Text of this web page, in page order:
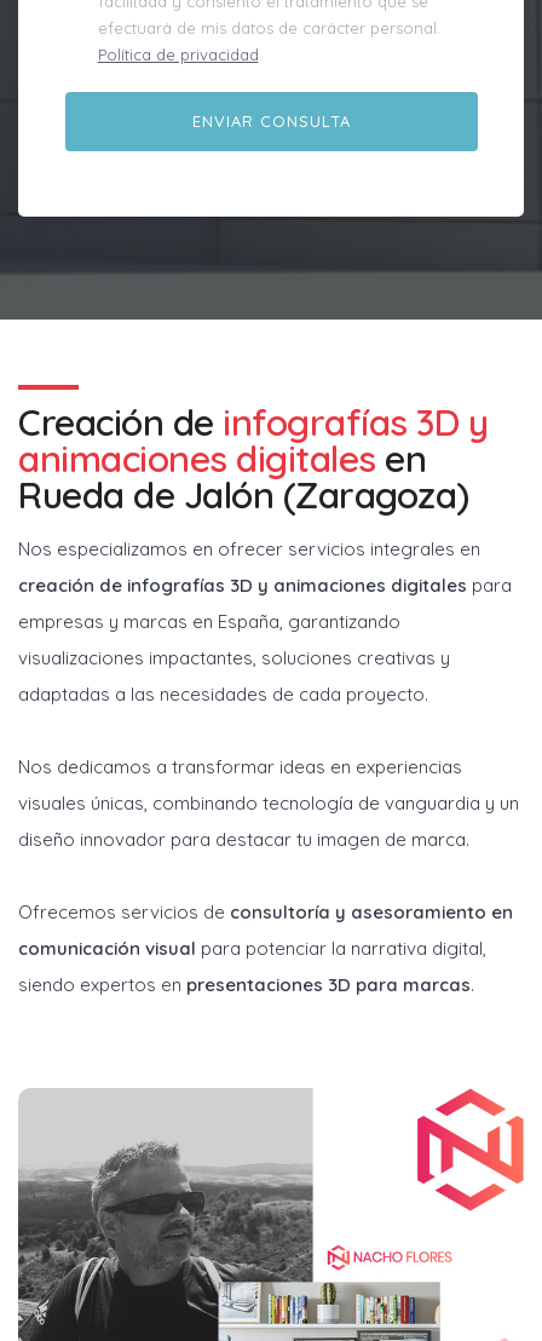
efectuará de mis datos de carácter personal.
Política de privacidad.
Creación de infografías 3D y
animaciones digitales en
Rueda de Jalón (Zaragoza)
Nos especializamos en ofrecer servicios integrales en
creación de infografías 3D y animaciones digitales para
empresas y marcas en España, garantizando
visualizaciones impactantes, soluciones creativas y
adaptadas a las necesidades de cada proyecto.
Nos dedicamos a transformar ideas en experiencias
visuales únicas, combinando tecnología de vanguardia y un
diseño innovador para destacar tu imagen de marca.
Ofrecemos servicios de consultoría y asesoramiento en
comunicación visual para potenciar la narrativa digital,
siendo expertos en presentaciones 3D para marcas.